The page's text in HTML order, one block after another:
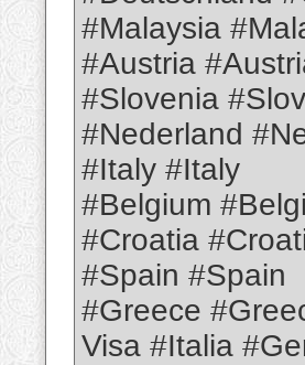
#Malaysia
#Austria
#Slovenia
#Nederland
#Italy #Italy
#Belgium
#Croatia
#Spain #Spain
#Greece
Visa #Italia